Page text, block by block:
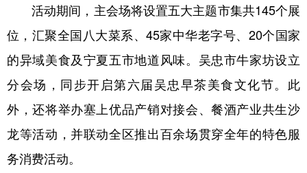
活动期间，主会场将设置五大主题市集共145个展
位，汇聚全国八大菜系、45家中华老字号、20个国家
的异域美食及宁夏五市地道风味。吴忠市牛家坊设立
分会场，同步开启第六届吴忠早茶美食文化节。此
外，还将举办塞上优品产销对接会、餐酒产业共生沙
龙等活动，并联动全区推出百余场贯穿全年的特色服
务消费活动。